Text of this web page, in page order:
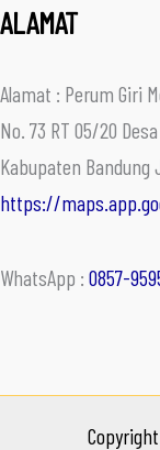
ALAMAT
Alamat : Perum Giri
No. 73 RT 05/20
Kabupaten Bandung
https://
WhatsApp : 0857-